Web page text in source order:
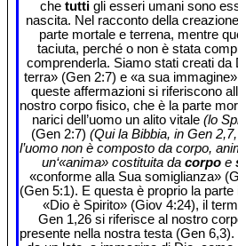
che tuttigli esseri umani sono
nascita. Nel racconto della
parte mortale e terrena, mentre
taciuta, perché o non è stata
comprenderla. Siamo stati creati da
terra» (Gen 2:7) e «a sua
queste affermazioni si riferiscono
nostro corpo fisico, che è la parte
narici dell’uomo un alito vitale (lo
(Gen 2:7) (Qui la Bibbia, in Gen
l’uomo non è composto da corpo,
un‘«anima» costituita da corpo e
«conforme alla Sua somiglianza»
(Gen 5:1). E questa è proprio la
«Dio è Spirito» (Giov 4:24), il
Gen 1,26 si riferisce al nostro
presente nella nostra testa (Gen